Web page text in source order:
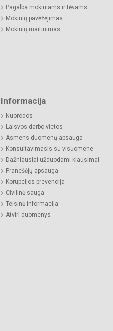
Pagalba mokiniams ir tėvams
Mokinių pavėžėjimas
Mokinių maitinimas
Informacija
Nuorodos
Laisvos darbo vietos
Asmens duomenų apsauga
Konsultavimasis su visuomene
Dažniausiai užduodami klausimai
Pranešėjų apsauga
Korupcijos prevencija
Civilinė sauga
Teisinė informacija
Atviri duomenys